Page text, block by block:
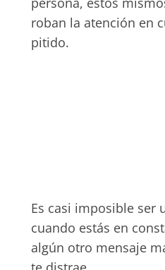
roban la atención en
pitido.
Es casi imposible ser
cuando estás en
algún otro mensaje